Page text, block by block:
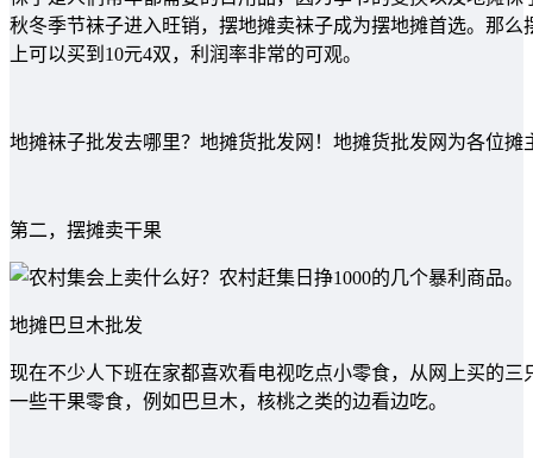
秋冬季节袜子进入旺销，摆地摊卖袜子成为摆地摊首选。那
上可以买到10元4双，利润率非常的可观。
地摊袜子批发去哪里？地摊货批发网！地摊货批发网为各位摊
第二，摆摊卖干果
地摊巴旦木批发
现在不少人下班在家都喜欢看电视吃点小零食，从网上买的
一些干果零食，例如巴旦木，核桃之类的边看边吃。